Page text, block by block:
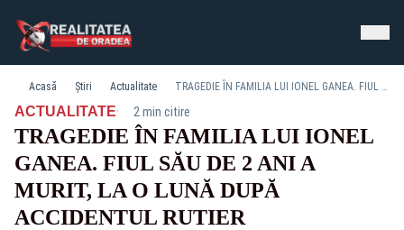
Acasă Știri Actualitate TRAGEDIE ÎN FAMILIA LUI IONEL GANEA. FIUL SĂU DE 2 ANI A MURIT, LA O LUNĂ DUPĂ ACCIDENTUL RUTIER
ACTUALITATE· 2 min citire
TRAGEDIE ÎN FAMILIA LUI IONEL
GANEA. FIUL SĂU DE 2 ANI A
MURIT, LA O LUNĂ DUPĂ
ACCIDENTUL RUTIER